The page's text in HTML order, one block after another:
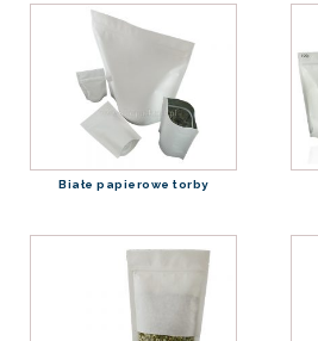
Białe papierowe torby